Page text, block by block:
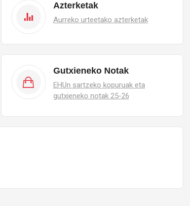
Azterketak
Aurreko urteetako azterketak
Gutxieneko Notak
EHUn sartzeko kopuruak eta
gutxieneko notak 25-26